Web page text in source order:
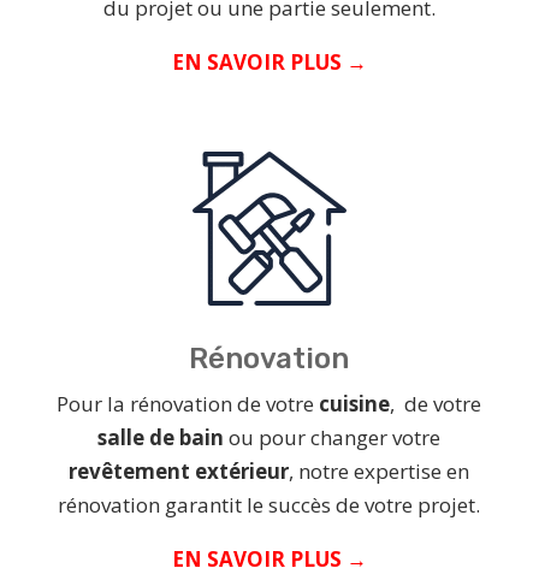
du projet ou une partie seulement.
EN SAVOIR PLUS →
Rénovation
Pour la rénovation de votre cuisine, de votre
salle de bain ou pour changer votre
revêtement extérieur, notre expertise en
rénovation garantit le succès de votre projet.
EN SAVOIR PLUS →